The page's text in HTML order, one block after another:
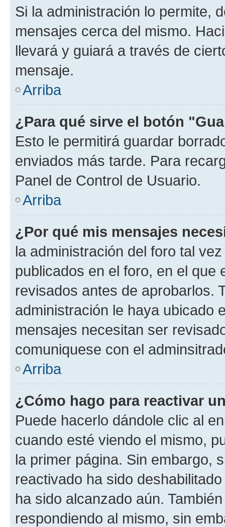
Si la administración lo permite,
mensajes cerca del mismo.
llevará y guiará a través de
mensaje.
Arriba
¿Para qué sirve el botón
Esto le permitirá guardar
enviados más tarde. Para
Panel de Control de Usuario.
Arriba
¿Por qué mis mensajes
la administración del foro tal
publicados en el foro, en el
revisados antes de aprobarlos.
administración le haya ubicado
mensajes necesitan ser
comuniquese con el
Arriba
¿Cómo hago para reactivar
Puede hacerlo dándole clic al
cuando esté viendo el mismo,
la primer página. Sin embargo,
reactivado ha sido
ha sido alcanzado aún.
respondiendo al mismo, sin